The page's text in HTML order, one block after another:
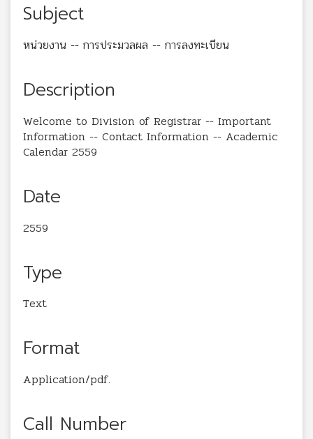
Subject
หน่วยงาน -- การประมวลผล -- การลงทะเบียน
Description
Welcome to Division of Registrar -- Important
Information -- Contact Information -- Academic
Calendar 2559
Date
2559
Type
Text
Format
Application/pdf.
Call Number